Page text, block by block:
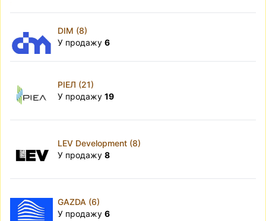
DIM (8)
У продажу 6
РІЕЛ (21)
У продажу 19
LEV Development (8)
У продажу 8
GAZDA (6)
У продажу 6